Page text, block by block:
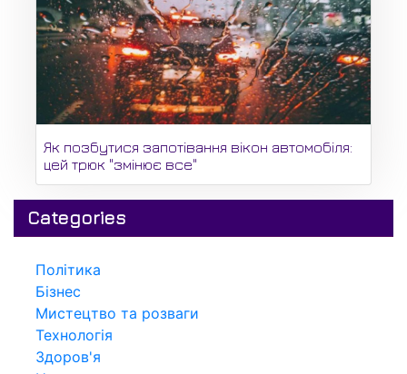
Як позбутися запотівання вікон автомобіля:
цей трюк "змінює все"
Categories
Політика
Бізнес
Мистецтво та розваги
Технологія
Здоров'я